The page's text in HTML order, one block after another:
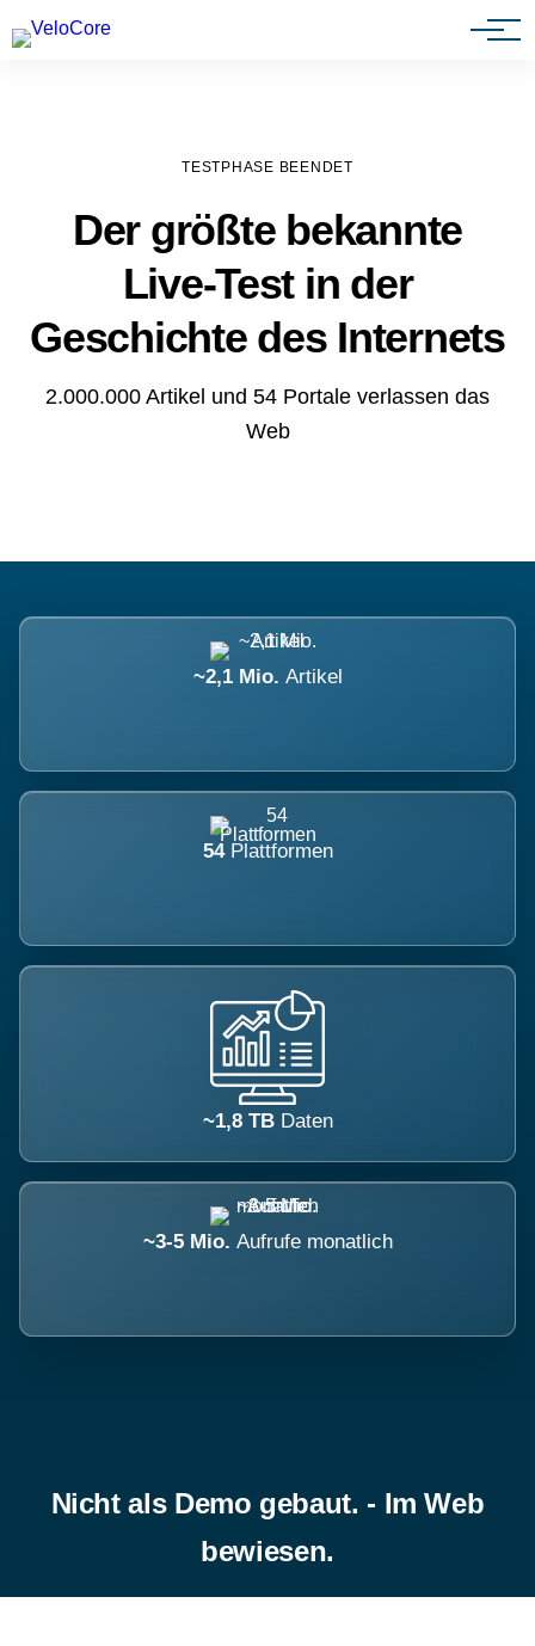
Agenturen & Webdesigner
TESTPHASE BEENDET
Der größte bekannte
Live-Test in der
Geschichte des Internets
2.000.000 Artikel und 54 Portale verlassen das
Web
~2,1 Mio. Artikel
54 Plattformen
~1,8 TB Daten
~3-5 Mio. Aufrufe monatlich
Nicht als Demo gebaut. - Im Web
bewiesen.